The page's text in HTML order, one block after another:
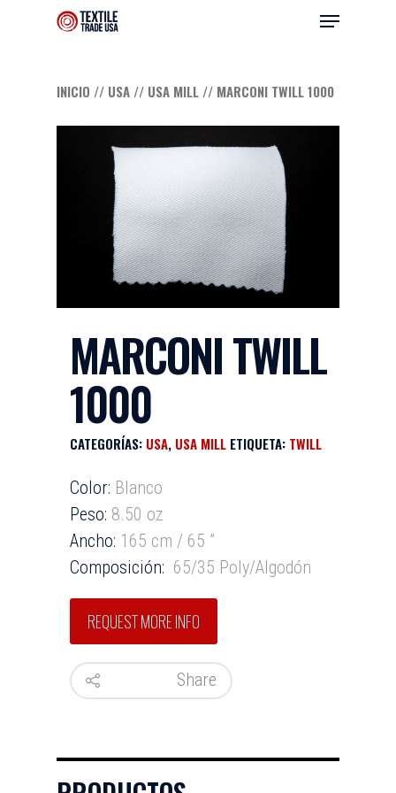
Hit enter to search or ESC to close
INICIO // USA // USA MILL // MARCONI TWILL 1000
MARCONI TWILL
1000
CATEGORÍAS: USA, USA MILL ETIQUETA: TWILL
Color: Blanco
Peso: 8.50 oz
Ancho: 165 cm / 65 ”
Composición: 65/35 Poly/Algodón
Share